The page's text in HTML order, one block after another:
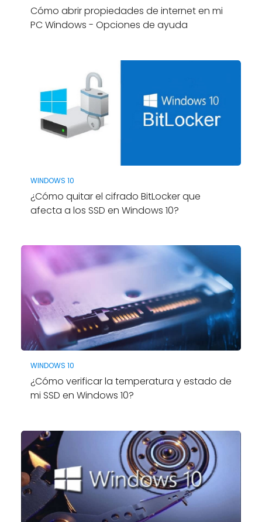
Cómo abrir propiedades de internet en mi
PC Windows - Opciones de ayuda
WINDOWS 10
¿Cómo quitar el cifrado BitLocker que
afecta a los SSD en Windows 10?
WINDOWS 10
¿Cómo verificar la temperatura y estado de
mi SSD en Windows 10?